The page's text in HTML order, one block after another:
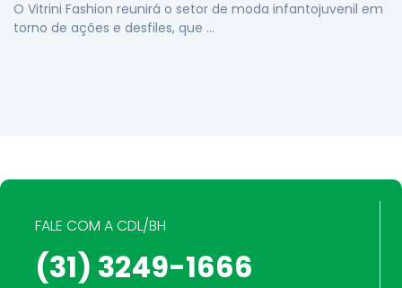
O Vitrini Fashion reunirá o setor de moda infantojuvenil em
torno de ações e desfiles, que …
FALE COM A CDL/BH
(31) 3249-1666